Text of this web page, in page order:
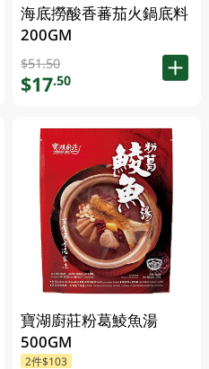
海底撈酸香蕃茄火鍋底料
200GM
$51.50
$17.50
寶湖廚莊粉葛鯪魚湯
500GM
2件$103